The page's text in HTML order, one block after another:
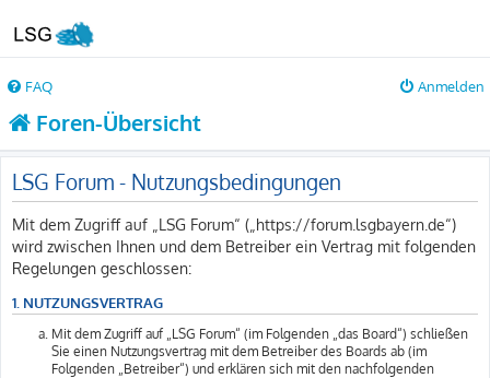
FAQ Anmelden
Foren-Übersicht
LSG Forum - Nutzungsbedingungen
Mit dem Zugriff auf „LSG Forum“ („https://forum.lsgbayern.de“)
wird zwischen Ihnen und dem Betreiber ein Vertrag mit folgenden
Regelungen geschlossen:
1. NUTZUNGSVERTRAG
Mit dem Zugriff auf „LSG Forum“ (im Folgenden „das Board“) schließen
Sie einen Nutzungsvertrag mit dem Betreiber des Boards ab (im
Folgenden „Betreiber“) und erklären sich mit den nachfolgenden